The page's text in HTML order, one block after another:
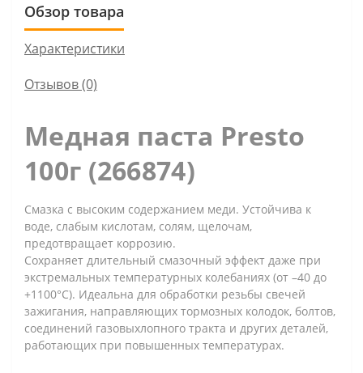
Обзор товара
Характеристики
Отзывов (0)
Медная паста Presto
100г (266874)
Смазка с высоким содержанием меди. Устойчива к
воде, слабым кислотам, солям, щелочам,
предотвращает коррозию.
Сохраняет длительный смазочный эффект даже при
экстремальных температурных колебаниях (от –40 до
+1100°С). Идеальна для обработки резьбы свечей
зажигания, направляющих тормозных колодок, болтов,
соединений газовыхлопного тракта и других деталей,
работающих при повышенных температурах.